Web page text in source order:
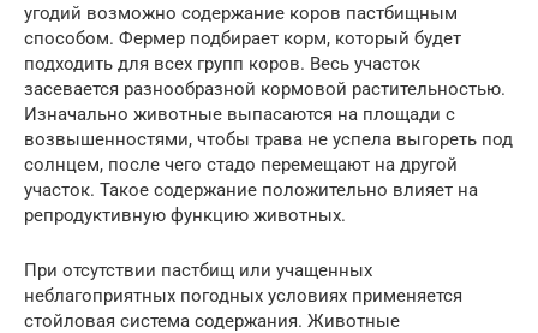
угодий возможно содержание коров пастбищным
способом. Фермер подбирает корм, который будет
подходить для всех групп коров. Весь участок
засевается разнообразной кормовой растительностью.
Изначально животные выпасаются на площади с
возвышенностями, чтобы трава не успела выгореть под
солнцем, после чего стадо перемещают на другой
участок. Такое содержание положительно влияет на
репродуктивную функцию животных.
При отсутствии пастбищ или учащенных
неблагоприятных погодных условиях применяется
стойловая система содержания. Животные